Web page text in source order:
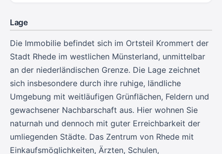
Lage
Die Immobilie befindet sich im Ortsteil Krommert der
Stadt Rhede im westlichen Münsterland, unmittelbar
an der niederländischen Grenze. Die Lage zeichnet
sich insbesondere durch ihre ruhige, ländliche
Umgebung mit weitläufigen Grünflächen, Feldern und
gewachsener Nachbarschaft aus. Hier wohnen Sie
naturnah und dennoch mit guter Erreichbarkeit der
umliegenden Städte. Das Zentrum von Rhede mit
Einkaufsmöglichkeiten, Ärzten, Schulen,